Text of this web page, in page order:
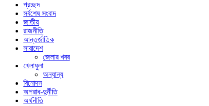
প্রচ্ছদ
সর্বশেষ সংবাদ
জাতীয়
রাজনীতি
আন্তর্জাতিক
সারাদেশ
জেলার খবর
খেলাধুলা
অন্যান্য
বিনোদন
অপরাধ-দুর্নীতি
অর্থনীতি